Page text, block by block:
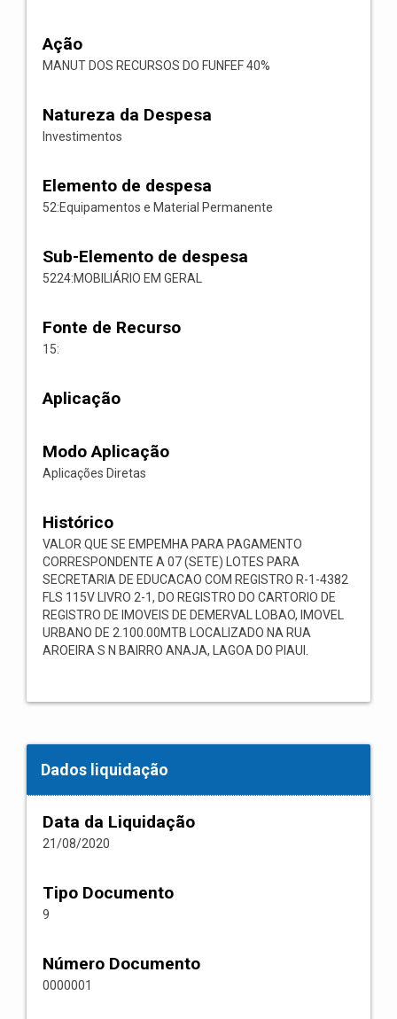
Ação
MANUT DOS RECURSOS DO FUNFEF 40%
Natureza da Despesa
Investimentos
Elemento de despesa
52:Equipamentos e Material Permanente
Sub-Elemento de despesa
5224:MOBILIÁRIO EM GERAL
Fonte de Recurso
15:
Aplicação
Modo Aplicação
Aplicações Diretas
Histórico
VALOR QUE SE EMPEMHA PARA PAGAMENTO
CORRESPONDENTE A 07 (SETE) LOTES PARA
SECRETARIA DE EDUCACAO COM REGISTRO R-1-4382
FLS 115V LIVRO 2-1, DO REGISTRO DO CARTORIO DE
REGISTRO DE IMOVEIS DE DEMERVAL LOBAO, IMOVEL
URBANO DE 2.100.00MТВ LOCALIZADO NA RUA
AROEIRA S N BAIRRO ANAJA, LAGOA DO PIAUI.
Dados liquidação
Data da Liquidação
21/08/2020
Tipo Documento
9
Número Documento
0000001